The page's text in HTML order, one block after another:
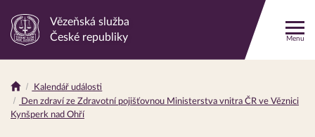
Odkaz
stránku
Vězeňská služba
České republiky
Menu
Drobečková
navigace
Kalendář události
Den zdraví ze Zdravotní pojišťovnou Ministerstva vnitra ČR ve Věznici
Kynšperk nad Ohří